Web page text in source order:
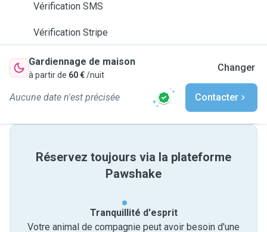
Vérification SMS
Vérification Stripe
Gardiennage de maison
à partir de 60 €/nuit
Changer
Aucune date n'est précisée Contacter
Réservez toujours via la plateforme
Pawshake
Tranquillité d'esprit
Votre animal de compagnie peut avoir besoin d'une